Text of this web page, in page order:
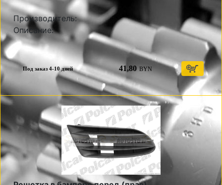
Производитель:
Описание:
Под заказ 4-10 дней 41,80 BYN